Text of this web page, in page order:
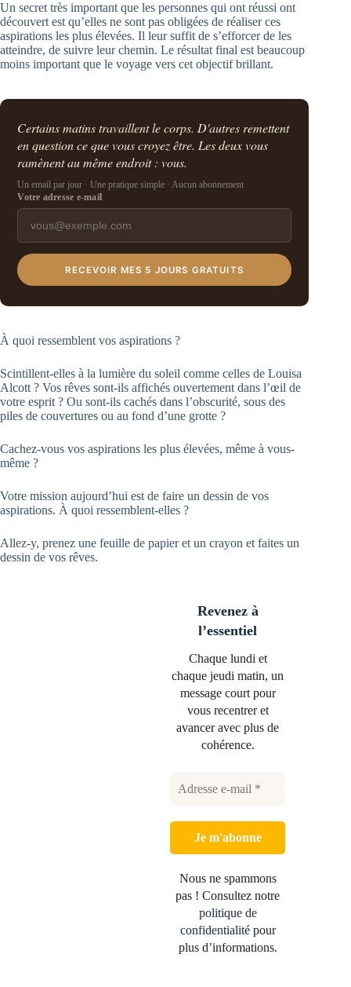
Un secret très important que les personnes qui ont réussi ont
découvert est qu’elles ne sont pas obligées de réaliser ces
aspirations les plus élevées. Il leur suffit de s’efforcer de les
atteindre, de suivre leur chemin. Le résultat final est beaucoup
moins important que le voyage vers cet objectif brillant.
Certains matins travaillent le corps. D'autres remettent
en question ce que vous croyez être. Les deux vous
ramènent au même endroit : vous.
Un email par jour · Une pratique simple · Aucun abonnement
Votre adresse e-mail
RECEVOIR MES 5 JOURS GRATUITS
À quoi ressemblent vos aspirations ?
Scintillent-elles à la lumière du soleil comme celles de Louisa
Alcott ? Vos rêves sont-ils affichés ouvertement dans l’œil de
votre esprit ? Ou sont-ils cachés dans l’obscurité, sous des
piles de couvertures ou au fond d’une grotte ?
Cachez-vous vos aspirations les plus élevées, même à vous-
même ?
Votre mission aujourd’hui est de faire un dessin de vos
aspirations. À quoi ressemblent-elles ?
Allez-y, prenez une feuille de papier et un crayon et faites un
dessin de vos rêves.
Revenez à
l’essentiel
Chaque lundi et
chaque jeudi matin, un
message court pour
vous recentrer et
avancer avec plus de
cohérence.
Nous ne spammons
pas ! Consultez notre
politique de
confidentialitépour
plus d’informations.